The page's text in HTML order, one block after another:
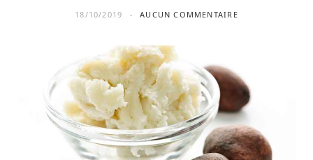
18/10/2019 AUCUN COMMENTAIRE